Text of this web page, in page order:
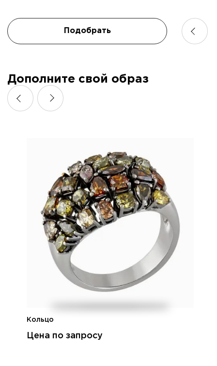
Подобрать
и даю согласие на обработку
персональных данных.*
Дополните свой образ
Кольцо
Цена по запросу